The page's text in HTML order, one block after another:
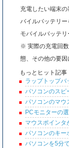
充電したい端末
バイルバッテリー
モバイルバッテ
※ 実際の充電回
態、その他の要因
もっとヒット記事
ラップトップバ
パソコンのスピ
パソコンのマウ
PCモニターの
マウスポインタ
パソコンのキー
パソコンを5分